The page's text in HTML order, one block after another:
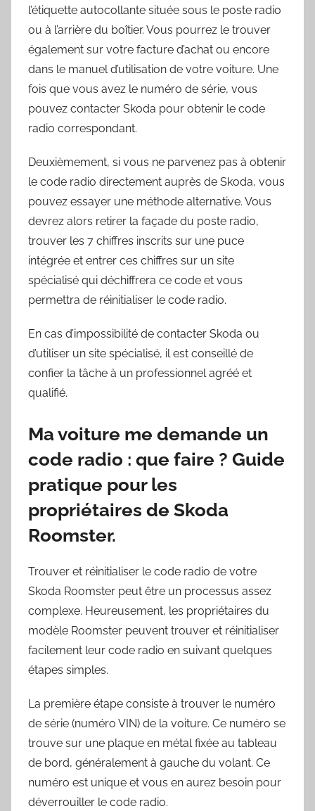
l’étiquette autocollante située sous le poste radio
ou à l’arrière du boîtier. Vous pourrez le trouver
également sur votre facture d’achat ou encore
dans le manuel d’utilisation de votre voiture. Une
fois que vous avez le numéro de série, vous
pouvez contacter Skoda pour obtenir le code
radio correspondant.
Deuxièmement, si vous ne parvenez pas à obtenir
le code radio directement auprès de Skoda, vous
pouvez essayer une méthode alternative. Vous
devrez alors retirer la façade du poste radio,
trouver les 7 chiffres inscrits sur une puce
intégrée et entrer ces chiffres sur un site
spécialisé qui déchiffrera ce code et vous
permettra de réinitialiser le code radio.
En cas d’impossibilité de contacter Skoda ou
d’utiliser un site spécialisé, il est conseillé de
confier la tâche à un professionnel agréé et
qualifié.
Ma voiture me demande un
code radio : que faire ? Guide
pratique pour les
propriétaires de Skoda
Roomster.
Trouver et réinitialiser le code radio de votre
Skoda Roomster peut être un processus assez
complexe. Heureusement, les propriétaires du
modèle Roomster peuvent trouver et réinitialiser
facilement leur code radio en suivant quelques
étapes simples.
La première étape consiste à trouver le numéro
de série (numéro VIN) de la voiture. Ce numéro se
trouve sur une plaque en métal fixée au tableau
de bord, généralement à gauche du volant. Ce
numéro est unique et vous en aurez besoin pour
déverrouiller le code radio.